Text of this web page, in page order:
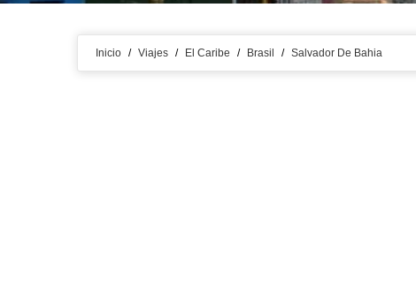
Inicio / Viajes / El Caribe / Brasil / Salvador De Bahia